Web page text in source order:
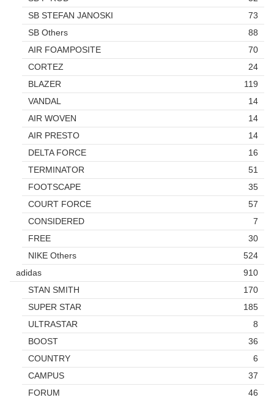
SB STEFAN JANOSKI
73
SB Others
88
AIR FOAMPOSITE
70
CORTEZ
24
BLAZER
119
VANDAL
14
AIR WOVEN
14
AIR PRESTO
14
DELTA FORCE
16
TERMINATOR
51
FOOTSCAPE
35
COURT FORCE
57
CONSIDERED
7
FREE
30
NIKE Others
524
adidas
910
STAN SMITH
170
SUPER STAR
185
ULTRASTAR
8
BOOST
36
COUNTRY
6
CAMPUS
37
FORUM
46